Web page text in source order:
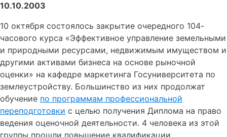
10.10.2003
10 октября состоялось закрытие очередного 104-
часового курса «Эффективное управление земельными
и природными ресурсами, недвижимым имуществом и
другими активами бизнеса на основе рыночной
оценки» на кафедре маркетинга Госуниверситета по
землеустройству. Большинство из них продолжат
обучение по программам профессиональной
переподготовки с целью получения Диплома на право
ведения оценочной деятельности. 4 человека из этой